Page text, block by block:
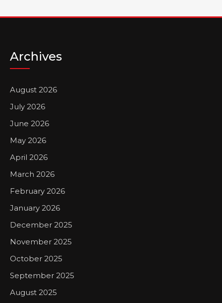
Archives
August 2026
July 2026
June 2026
May 2026
April 2026
March 2026
February 2026
January 2026
December 2025
November 2025
October 2025
September 2025
August 2025